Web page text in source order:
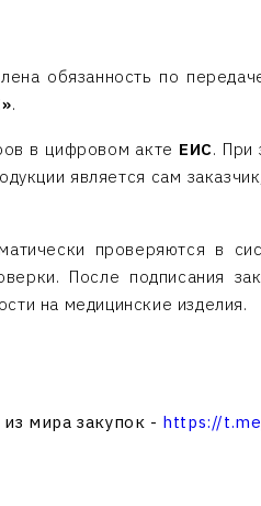
обязанность по
.
в цифровом акте ЕИС. При
является сам
проверяются в
После подписания
на медицинские изделия.
мира закупок - https://